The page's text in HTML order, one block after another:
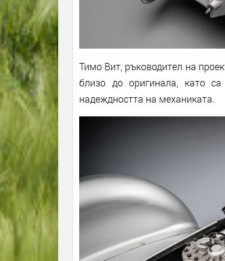
Тимо Вит, ръководител на
близо до оригинала, като
надеждността на механиката.